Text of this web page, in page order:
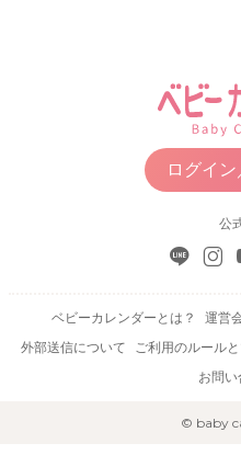
ログイ
公
ベビーカレンダーとは？ 運営
外部送信について
ご利用のルール
お問い
© baby